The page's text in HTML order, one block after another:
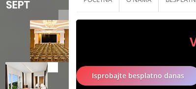
Isprobajte besplatno danas